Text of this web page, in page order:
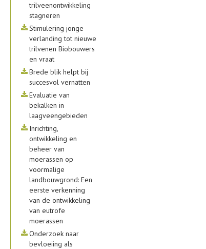
trilveenontwikkeling
stagneren
Stimulering jonge
verlanding tot nieuwe
trilvenen Biobouwers
en vraat
Brede blik helpt bij
succesvol vernatten
Evaluatie van
bekalken in
laagveengebieden
Inrichting,
ontwikkeling en
beheer van
moerassen op
voormalige
landbouwgrond: Een
eerste verkenning
van de ontwikkeling
van eutrofe
moerassen
Onderzoek naar
bevloeiing als